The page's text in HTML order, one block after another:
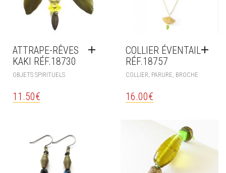
ATTRAPE-RÊVES
KAKI RÉF.18730
OBJETS SPIRITUELS
11.50€
COLLIER ÉVENTAIL
RÉF.18757
COLLIER, PARURE, BROCHE
16.00€